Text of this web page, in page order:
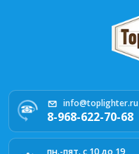
info@toplighter.ru
8-968-622-70-68
пн.-пят. с 10 до 19